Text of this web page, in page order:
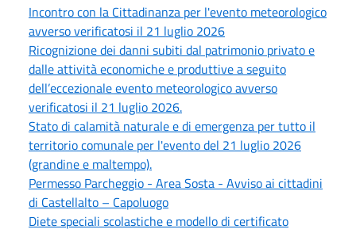
Incontro con la Cittadinanza per l'evento meteorologico
avverso verificatosi il 21 luglio 2026
Ricognizione dei danni subiti dal patrimonio privato e
dalle attività economiche e produttive a seguito
dell’eccezionale evento meteorologico avverso
verificatosi il 21 luglio 2026.
Stato di calamità naturale e di emergenza per tutto il
territorio comunale per l'evento del 21 luglio 2026
(grandine e maltempo).
Permesso Parcheggio - Area Sosta - Avviso ai cittadini
di Castellalto – Capoluogo
Diete speciali scolastiche e modello di certificato